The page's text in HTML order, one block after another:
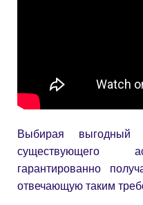
Выбирая выгодный
существующего
гарантированно
отвечающую таким